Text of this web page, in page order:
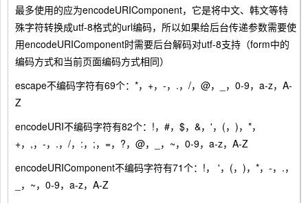
最多使用的应为encodeURIComponent，它是将中文、韩文等特
殊字符转换成utf-8格式的url编码，所以如果给后台传递参数需要使
用encodeURIComponent时需要后台解码对utf-8支持（form中的
编码方式和当前页面编码方式相同）
escape不编码字符有69个：*，+，-，.，/，@，_，0-9，a-z，A-
Z
encodeURI不编码字符有82个：!，#，$，&，'，(，)，*，
+，,，-，.，/，:，;，=，?，@，_，~，0-9，a-z，A-Z
encodeURIComponent不编码字符有71个：!， '，(，)，*，-，.，
_，~，0-9，a-z，A-Z